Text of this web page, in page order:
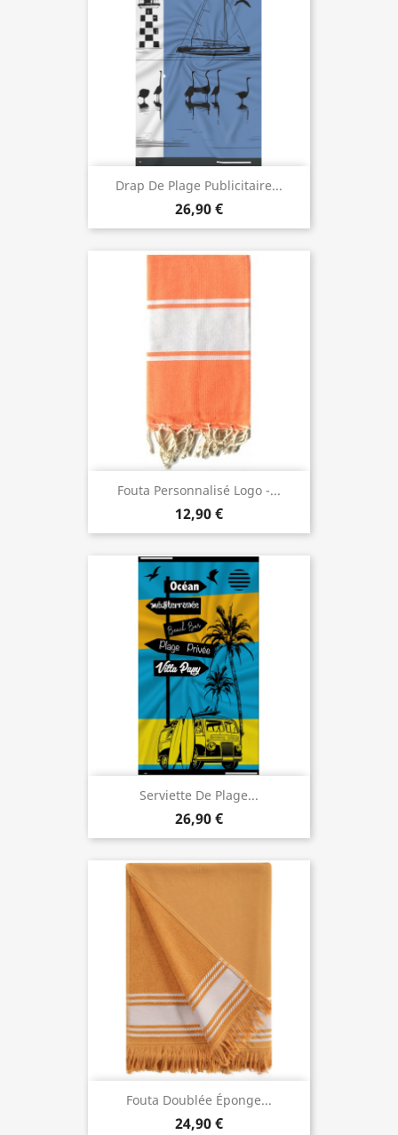
Drap De Plage Publicitaire...
26,90 €
Fouta Personnalisé Logo -...
12,90 €
Serviette De Plage...
26,90 €
Fouta Doublée Éponge...
24,90 €